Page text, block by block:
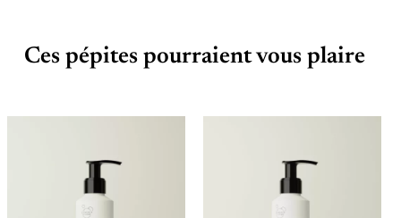
Ces pépites pourraient vous plaire